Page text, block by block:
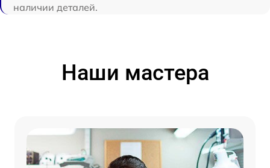
наличии деталей.
Наши мастера